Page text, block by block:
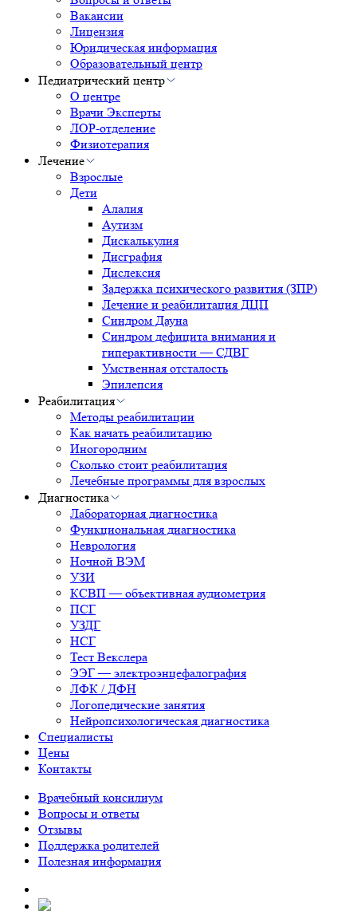
Вакансии
Лицензия
Юридическая информация
Образовательный центр
Педиатрический центр
О центре
Врачи Эксперты
ЛОР-отделение
Физиотерапия
Лечение
Взрослые
Дети
Алалия
Аутизм
Дискалькулия
Дисграфия
Дислексия
Задержка психического развития (ЗПР)
Лечение и реабилитация ДЦП
Синдром Дауна
Синдром дефицита внимания и
гиперактивности — СДВГ
Умственная отсталость
Эпилепсия
Реабилитация
Методы реабилитации
Как начать реабилитацию
Иногородним
Сколько стоит реабилитация
Лечебные программы для взрослых
Диагностика
Лабораторная диагностика
Функциональная диагностика
Неврология
Ночной ВЭМ
УЗИ
КСВП — объективная аудиометрия
ПСГ
УЗДГ
НСГ
Тест Векслера
ЭЭГ — электроэнцефалография
ЛФК / ДФН
Логопедические занятия
Нейропсихологическая диагностика
Специалисты
Цены
Контакты
Врачебный консилиум
Вопросы и ответы
Отзывы
Поддержка родителей
Полезная информация